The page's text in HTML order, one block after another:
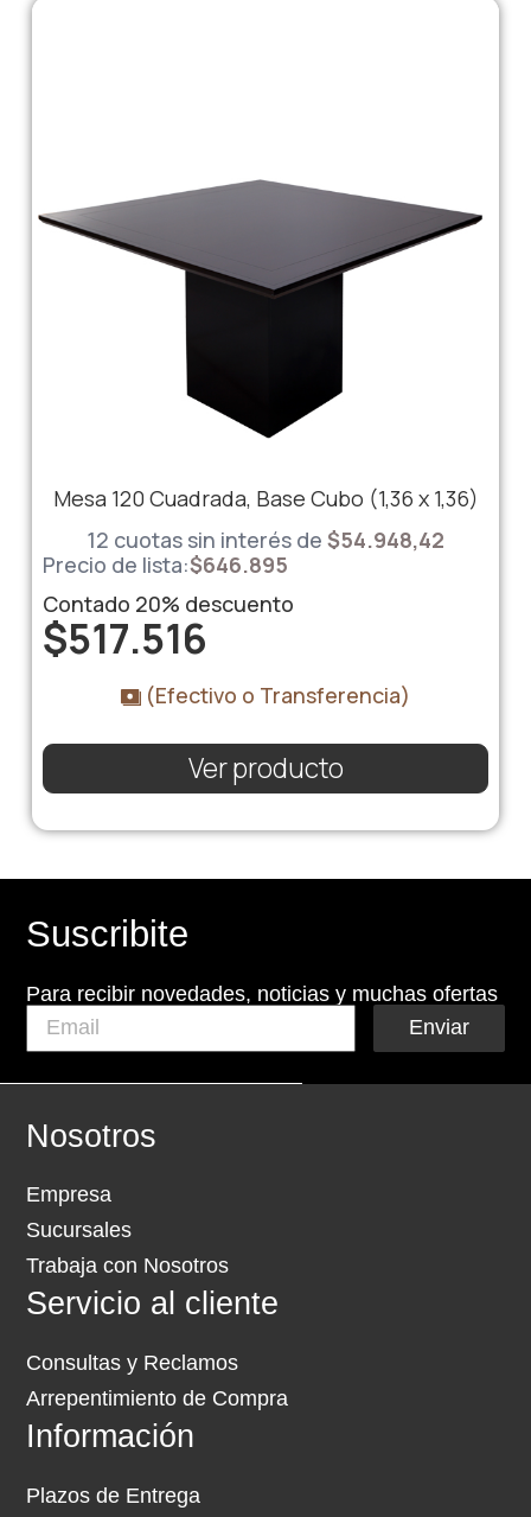
Mesa 120 Cuadrada, Base Cubo (1,36 x 1,36)
12 cuotas sin interés de $54.948,42
Precio de lista:$646.895
Contado 20% descuento
$517.516
(Efectivo o Transferencia)
Ver producto
Suscribite
Para recibir novedades, noticias y muchas ofertas
Enviar
Nosotros
Empresa
Sucursales
Trabaja con Nosotros
Servicio al cliente
Consultas y Reclamos
Arrepentimiento de Compra
Información
Plazos de Entrega